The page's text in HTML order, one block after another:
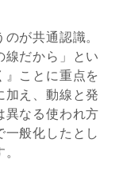
が共通認識。
だから」とい
ことに重点を
え、動線と発
異なる使われ方
般化したとし